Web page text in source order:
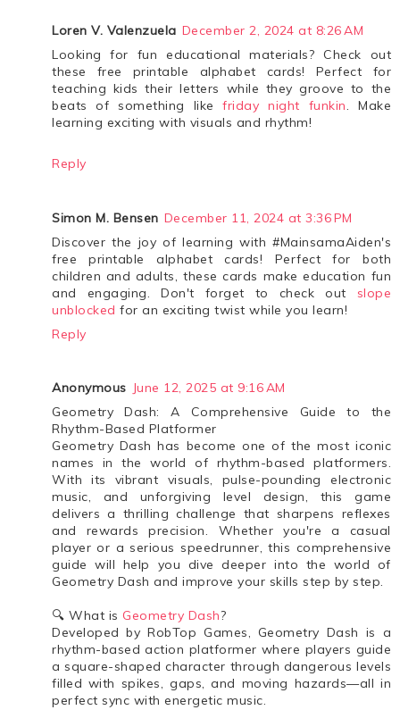
Loren V. Valenzuela December 2, 2024 at 8:26 AM
Looking for fun educational materials? Check out
these free printable alphabet cards! Perfect for
teaching kids their letters while they groove to the
beats of something likefriday night funkin. Make
learning exciting with visuals and rhythm!
Reply
Simon M. Bensen December 11, 2024 at 3:36 PM
Discover the joy of learning with #MainsamaAiden's
free printable alphabet cards! Perfect for both
children and adults, these cards make education fun
and engaging. Don't forget to check out slope
unblocked for an exciting twist while you learn!
Reply
Anonymous June 12, 2025 at 9:16 AM
Geometry Dash: A Comprehensive Guide to the
Rhythm-Based Platformer
Geometry Dash has become one of the most iconic
names in the world of rhythm-based platformers.
With its vibrant visuals, pulse-pounding electronic
music, and unforgiving level design, this game
delivers a thrilling challenge that sharpens reflexes
and rewards precision. Whether you're a casual
player or a serious speedrunner, this comprehensive
guide will help you dive deeper into the world of
Geometry Dash and improve your skills step by step.
🔍 What is Geometry Dash?
Developed by RobTop Games, Geometry Dash is a
rhythm-based action platformer where players guide
a square-shaped character through dangerous levels
filled with spikes, gaps, and moving hazards—all in
perfect sync with energetic music.